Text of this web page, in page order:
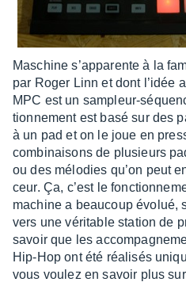
Maschine s’ap­pa­rente à la
par Roger Linn et dont l’idée
MPC est un sampleur-
tion­ne­ment est basé sur des
à un pad et on le joue en
combi­nai­sons de plusieurs
ou des mélo­dies qu’on peut
ceur. Ça, c’est le
machine a beau­coup évolué,
vers une véri­table station de
savoir que les
Hip-Hop ont été réali­sés
vous voulez en savoir plus